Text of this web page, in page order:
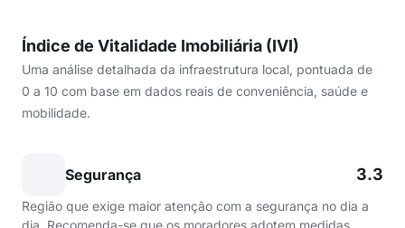
Índice de Vitalidade Imobiliária (IVI)
Uma análise detalhada da infraestrutura local, pontuada de
0 a 10 com base em dados reais de conveniência, saúde e
mobilidade.
Segurança 3.3
Região que exige maior atenção com a segurança no dia a
dia. Recomenda-se que os moradores adotem medidas